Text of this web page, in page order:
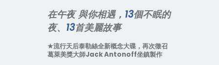
在午夜 與你相遇， 13個不眠的
夜、 13首美麗故事
★流行天后泰勒絲全新概念大碟，再次徵召
葛萊美獎大師Jack Antonoff坐鎮製作